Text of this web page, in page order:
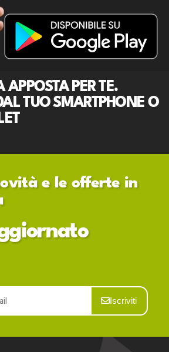
APPOSTA PER TE.
TUO SMARTPHONE O
e le offerte in
Iscriviti